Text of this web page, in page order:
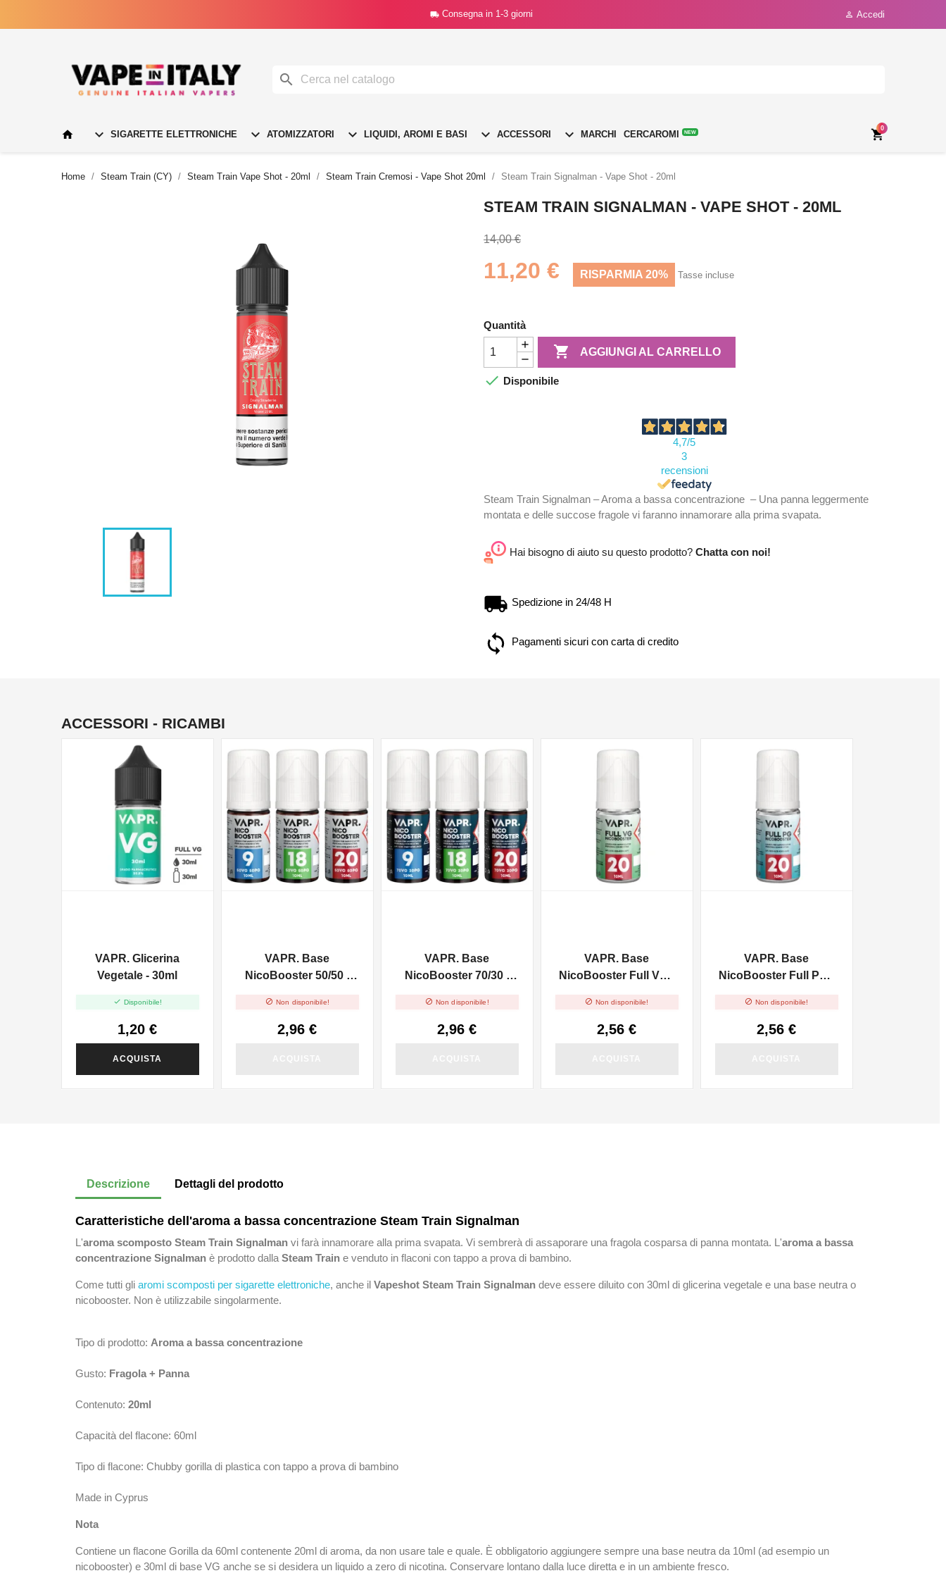
 Consegna in 1-3 giorni  Accedi

  SIGARETTE ELETTRONICHE  ATOMIZZATORI  LIQUIDI, AROMI E BASI  ACCESSORI  MARCHI CERCAROMI NEW 
0
Home Steam Train (CY) Steam Train Vape Shot - 20ml Steam Train Cremosi - Vape Shot 20ml Steam Train Signalman - Vape Shot - 20ml
STEAM TRAIN SIGNALMAN - VAPE SHOT - 20ML
14,00 €
11,20 € RISPARMIA 20% Tasse incluse
Quantità
 AGGIUNGI AL CARRELLO
 Disponibile
4,7/5
3
recensioni
Steam Train Signalman – Aroma a bassa concentrazione – Una panna leggermente
montata e delle succose fragole vi faranno innamorare alla prima svapata.
Hai bisogno di aiuto su questo prodotto? Chatta con noi!
Spedizione in 24/48 H
Pagamenti sicuri con carta di credito
ACCESSORI - RICAMBI
VAPR. Glicerina
Vegetale - 30ml
 Disponibile!
1,20 €
ACQUISTA
VAPR. Base
NicoBooster 50/50 -
 Non disponibile!
2,96 €
VAPR. Base
NicoBooster 70/30 -
 Non disponibile!
2,96 €
VAPR. Base
NicoBooster Full VG -
 Non disponibile!
2,56 €
VAPR. Base
NicoBooster Full PG -
 Non disponibile!
2,56 €
Descrizione Dettagli del prodotto
Caratteristiche dell'aroma a bassa concentrazione Steam Train Signalman
L'aroma scomposto Steam Train Signalman vi farà innamorare alla prima svapata. Vi sembrerà di assaporare una fragola cosparsa di panna montata. L'aroma a bassa
concentrazione Signalman è prodotto dalla Steam Train e venduto in flaconi con tappo a prova di bambino.
Come tutti gli aromi scomposti per sigarette elettroniche, anche il Vapeshot Steam Train Signalman deve essere diluito con 30ml di glicerina vegetale e una base neutra o
nicobooster. Non è utilizzabile singolarmente.
Tipo di prodotto: Aroma a bassa concentrazione
Gusto: Fragola + Panna
Contenuto: 20ml
Capacità del flacone: 60ml
Tipo di flacone: Chubby gorilla di plastica con tappo a prova di bambino
Made in Cyprus
Nota
Contiene un flacone Gorilla da 60ml contenente 20ml di aroma, da non usare tale e quale. È obbligatorio aggiungere sempre una base neutra da 10ml (ad esempio un
nicobooster) e 30ml di base VG anche se si desidera un liquido a zero di nicotina. Conservare lontano dalla luce diretta e in un ambiente fresco.